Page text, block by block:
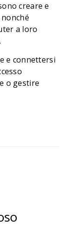
creare e
a loro
e connettersi
o gestire